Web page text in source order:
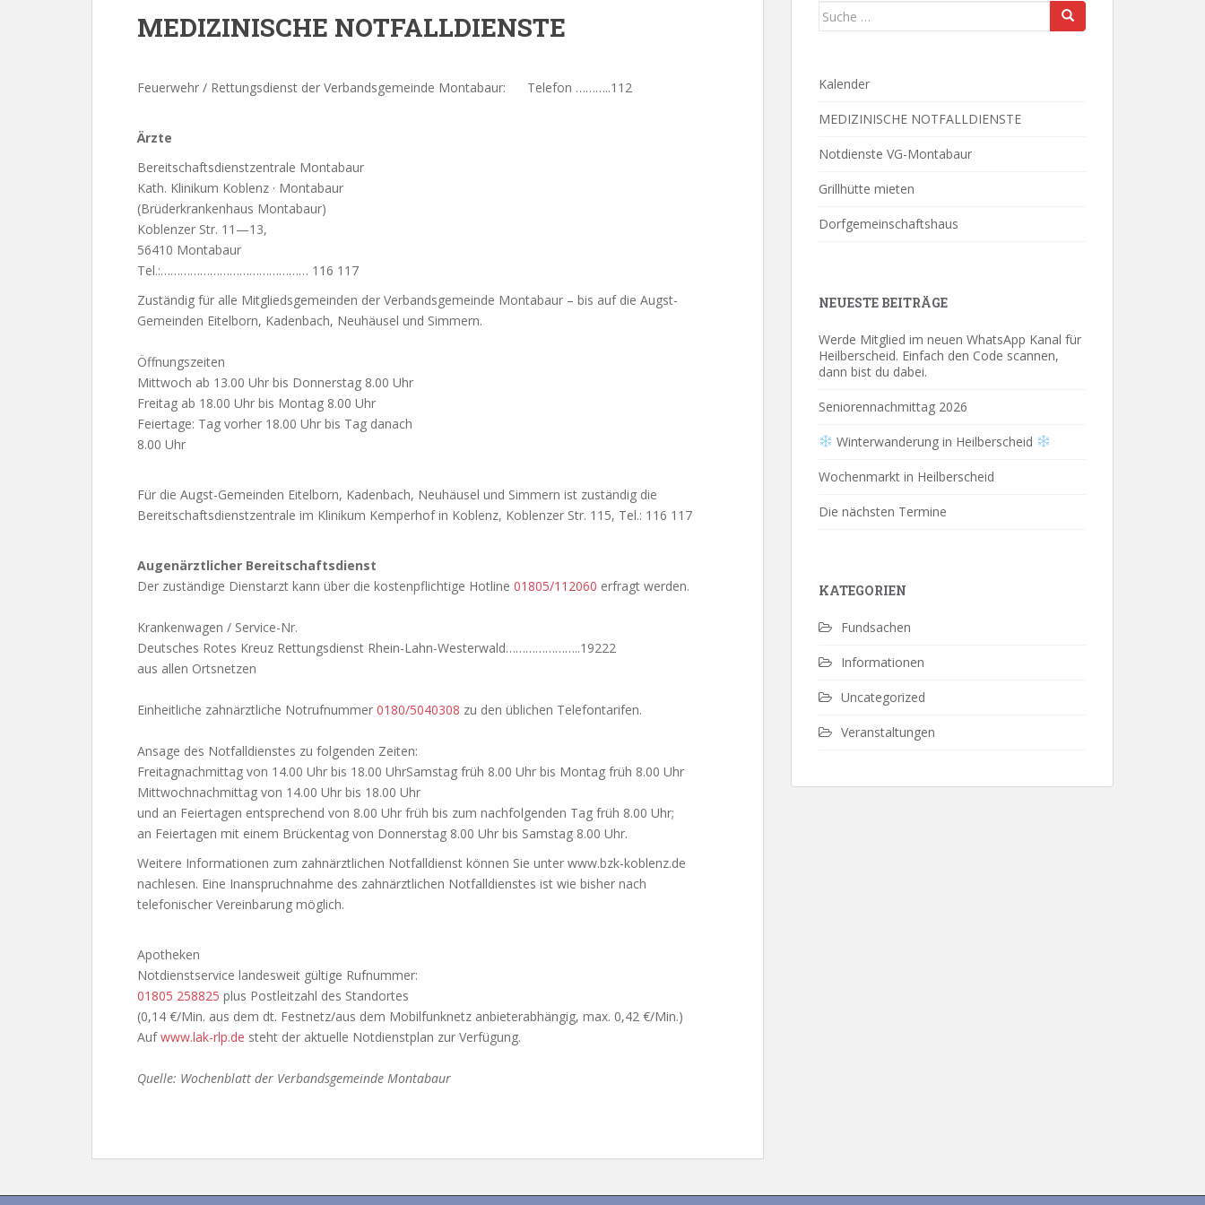
MEDIZINISCHE NOTFALLDIENSTE
Feuerwehr / Rettungsdienst der Verbandsgemeinde Montabaur: Telefon ………..112
Ärzte
Bereitschaftsdienstzentrale Montabaur
Kath. Klinikum Koblenz · Montabaur
(Brüderkrankenhaus Montabaur)
Koblenzer Str. 11—13,
56410 Montabaur
Tel.:……………………………………… 116 117
Zuständig für alle Mitgliedsgemeinden der Verbandsgemeinde Montabaur – bis auf die Augst-
Gemeinden Eitelborn, Kadenbach, Neuhäusel und Simmern.
Öffnungszeiten
Mittwoch ab 13.00 Uhr bis Donnerstag 8.00 Uhr
Freitag ab 18.00 Uhr bis Montag 8.00 Uhr
Feiertage: Tag vorher 18.00 Uhr bis Tag danach
8.00 Uhr
Für die Augst-Gemeinden Eitelborn, Kadenbach, Neuhäusel und Simmern ist zuständig die
Bereitschaftsdienstzentrale im Klinikum Kemperhof in Koblenz, Koblenzer Str. 115, Tel.: 116 117
Augenärztlicher Bereitschaftsdienst
Der zuständige Dienstarzt kann über die kostenpflichtige Hotline 01805/112060 erfragt werden.
Krankenwagen / Service-Nr.
Deutsches Rotes Kreuz Rettungsdienst Rhein-Lahn-Westerwald…………………..19222
aus allen Ortsnetzen
Einheitliche zahnärztliche Notrufnummer 0180/5040308 zu den üblichen Telefontarifen.
Ansage des Notfalldienstes zu folgenden Zeiten:
Freitagnachmittag von 14.00 Uhr bis 18.00 UhrSamstag früh 8.00 Uhr bis Montag früh 8.00 Uhr
Mittwochnachmittag von 14.00 Uhr bis 18.00 Uhr
und an Feiertagen entsprechend von 8.00 Uhr früh bis zum nachfolgenden Tag früh 8.00 Uhr;
an Feiertagen mit einem Brückentag von Donnerstag 8.00 Uhr bis Samstag 8.00 Uhr.
Weitere Informationen zum zahnärztlichen Notfalldienst können Sie unter www.bzk-koblenz.de
nachlesen. Eine Inanspruchnahme des zahnärztlichen Notfalldienstes ist wie bisher nach
telefonischer Vereinbarung möglich.
Apotheken
Notdienstservice landesweit gültige Rufnummer:
01805 258825 plus Postleitzahl des Standortes
(0,14 €/Min. aus dem dt. Festnetz/aus dem Mobilfunknetz anbieterabhängig, max. 0,42 €/Min.)
Aufwww.lak-rlp.de steht der aktuelle Notdienstplan zur Verfügung.
Quelle: Wochenblatt der Verbandsgemeinde Montabaur
Suche
Kalender
MEDIZINISCHE NOTFALLDIENSTE
Notdienste VG-Montabaur
Grillhütte mieten
Dorfgemeinschaftshaus
NEUESTE BEITRÄGE
Werde Mitglied im neuen WhatsApp Kanal für
Heilberscheid. Einfach den Code scannen,
dann bist du dabei.
Seniorennachmittag 2026
Winterwanderung in Heilberscheid
Wochenmarkt in Heilberscheid
Die nächsten Termine
KATEGORIEN
Fundsachen
Informationen
Uncategorized
Veranstaltungen